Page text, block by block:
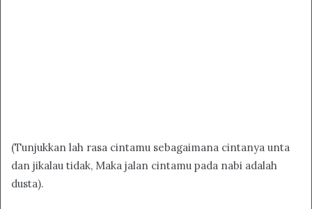
(Tunjukkan lah rasa cintamu sebagaimana cintanya unta
dan jikalau tidak, Maka jalan cintamu pada nabi adalah
dusta).